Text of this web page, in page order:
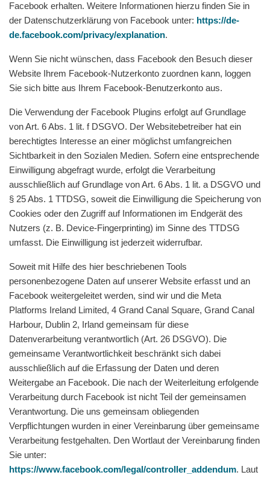
Facebook erhalten. Weitere Informationen hierzu finden Sie in
der Datenschutzerklärung von Facebook unter: https://de-
de.facebook.com/privacy/explanation.
Wenn Sie nicht wünschen, dass Facebook den Besuch dieser
Website Ihrem Facebook-Nutzerkonto zuordnen kann, loggen
Sie sich bitte aus Ihrem Facebook-Benutzerkonto aus.
Die Verwendung der Facebook Plugins erfolgt auf Grundlage
von Art. 6 Abs. 1 lit. f DSGVO. Der Websitebetreiber hat ein
berechtigtes Interesse an einer möglichst umfangreichen
Sichtbarkeit in den Sozialen Medien. Sofern eine entsprechende
Einwilligung abgefragt wurde, erfolgt die Verarbeitung
ausschließlich auf Grundlage von Art. 6 Abs. 1 lit. a DSGVO und
§ 25 Abs. 1 TTDSG, soweit die Einwilligung die Speicherung von
Cookies oder den Zugriff auf Informationen im Endgerät des
Nutzers (z. B. Device-Fingerprinting) im Sinne des TTDSG
umfasst. Die Einwilligung ist jederzeit widerrufbar.
Soweit mit Hilfe des hier beschriebenen Tools
personenbezogene Daten auf unserer Website erfasst und an
Facebook weitergeleitet werden, sind wir und die Meta
Platforms Ireland Limited, 4 Grand Canal Square, Grand Canal
Harbour, Dublin 2, Irland gemeinsam für diese
Datenverarbeitung verantwortlich (Art. 26 DSGVO). Die
gemeinsame Verantwortlichkeit beschränkt sich dabei
ausschließlich auf die Erfassung der Daten und deren
Weitergabe an Facebook. Die nach der Weiterleitung erfolgende
Verarbeitung durch Facebook ist nicht Teil der gemeinsamen
Verantwortung. Die uns gemeinsam obliegenden
Verpflichtungen wurden in einer Vereinbarung über gemeinsame
Verarbeitung festgehalten. Den Wortlaut der Vereinbarung finden
Sie unter:
https://www.facebook.com/legal/controller_addendum. Laut